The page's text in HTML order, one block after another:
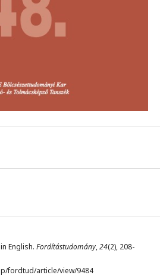
English. Fordítástudomány,24(2), 208-
fordtud/article/view/9484